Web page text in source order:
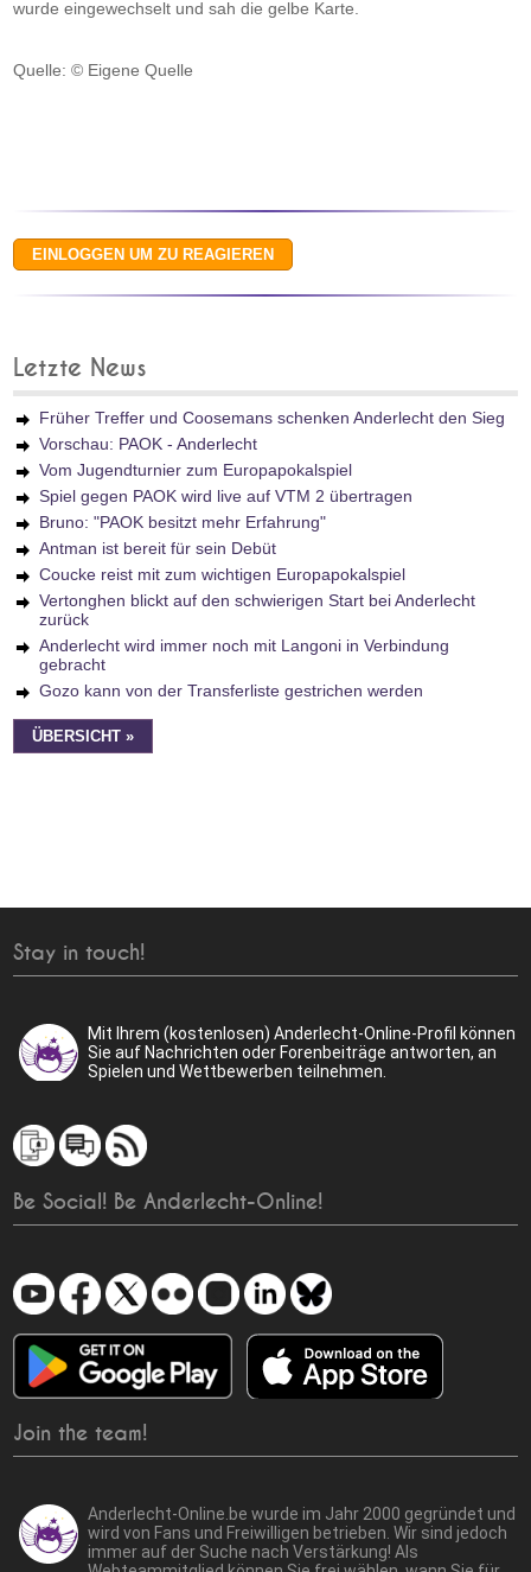
wurde eingewechselt und sah die gelbe Karte.
Quelle: © Eigene Quelle
Letzte News
Früher Treffer und Coosemans schenken Anderlecht den Sieg
Vorschau: PAOK - Anderlecht
Vom Jugendturnier zum Europapokalspiel
Spiel gegen PAOK wird live auf VTM 2 übertragen
Bruno: "PAOK besitzt mehr Erfahrung"
Antman ist bereit für sein Debüt
Coucke reist mit zum wichtigen Europapokalspiel
Vertonghen blickt auf den schwierigen Start bei Anderlecht
zurück
Anderlecht wird immer noch mit Langoni in Verbindung
gebracht
Gozo kann von der Transferliste gestrichen werden
ÜBERSICHT »
Stay in touch!
Mit Ihrem (kostenlosen) Anderlecht-Online-Profil können
Sie auf Nachrichten oder Forenbeiträge antworten, an
Spielen und Wettbewerben teilnehmen.
Be Social! Be Anderlecht-Online!
Join the team!
Anderlecht-Online.be wurde im Jahr 2000 gegründet und
wird von Fans und Freiwilligen betrieben. Wir sind jedoch
immer auf der Suche nach Verstärkung! Als